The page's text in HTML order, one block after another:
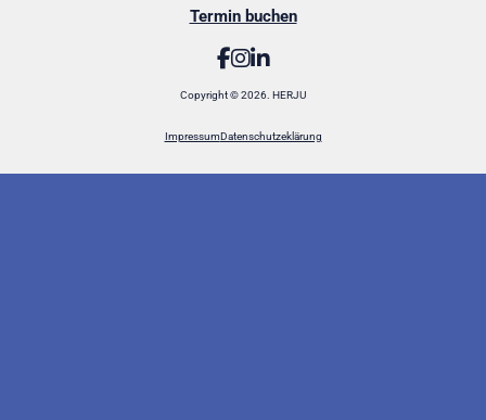
Termin buchen
Copyright © 2026. HERJU
ImpressumDatenschutzeklärung